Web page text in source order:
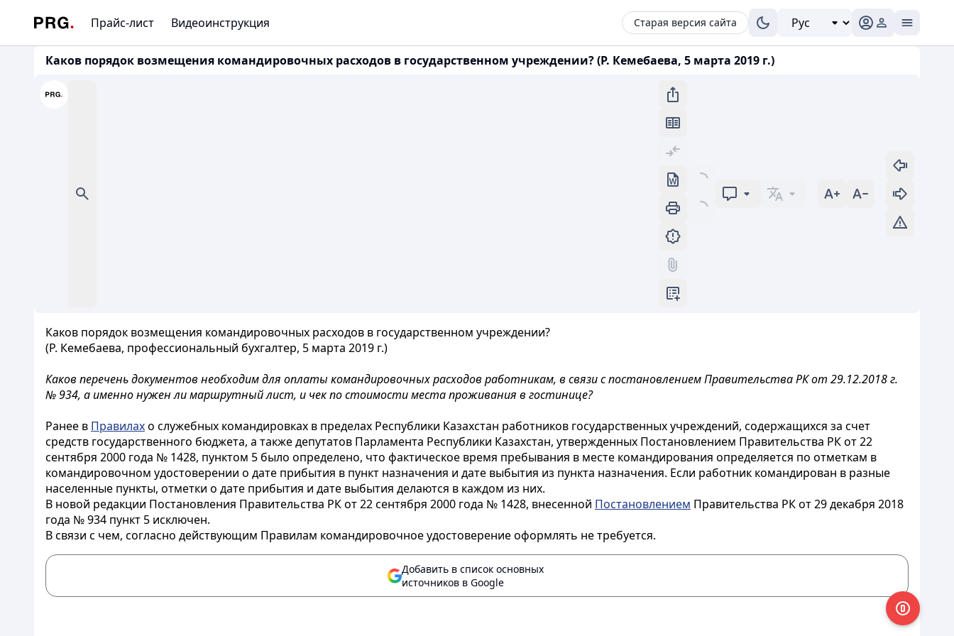
Прайс-лист Видеоинструкция Старая версия сайта
Каков порядок возмещения командировочных расходов в государственном учреждении? (Р. Кемебаева, 5 марта 2019 г.)
Каков порядок возмещения командировочных расходов в государственном учреждении?
(Р. Кемебаева, профессиональный бухгалтер, 5 марта 2019 г.)
Каков перечень документов необходим для оплаты командировочных расходов работникам, в связи с постановлением Правительства РК от 29.12.2018 г.
№ 934, а именно нужен ли маршрутный лист, и чек по стоимости места проживания в гостинице?
Ранее в Правилахо служебных командировках в пределах Республики Казахстан работников государственных учреждений, содержащихся за счет
средств государственного бюджета, а также депутатов Парламента Республики Казахстан, утвержденных Постановлением Правительства РК от 22
сентября 2000 года № 1428, пунктом 5 было определено, что фактическое время пребывания в месте командирования определяется по отметкам в
командировочном удостоверении о дате прибытия в пункт назначения и дате выбытия из пункта назначения. Если работник командирован в разные
населенные пункты, отметки о дате прибытия и дате выбытия делаются в каждом из них.
В новой редакции Постановления Правительства РК от 22 сентября 2000 года № 1428, внесенной Постановлением Правительства РК от 29 декабря 2018
года № 934 пункт 5 исключен.
В связи с чем, согласно действующим Правилам командировочное удостоверение оформлять не требуется.
Добавить в список основных
источников в Google